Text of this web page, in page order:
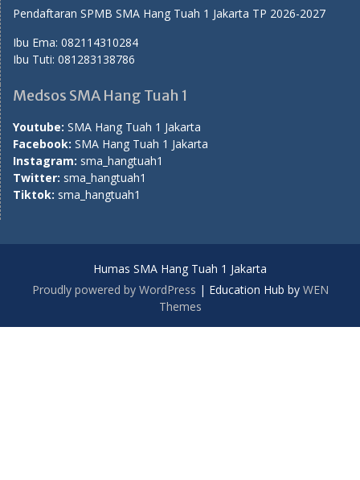
Pendaftaran SPMB SMA Hang Tuah 1 Jakarta TP 2026-2027
Ibu Ema: 082114310284
Ibu Tuti: 081283138786
Medsos SMA Hang Tuah 1
Youtube: SMA Hang Tuah 1 Jakarta
Facebook: SMA Hang Tuah 1 Jakarta
Instagram: sma_hangtuah1
Twitter: sma_hangtuah1
Tiktok: sma_hangtuah1
Humas SMA Hang Tuah 1 Jakarta
Proudly powered by WordPress | Education Hub by WEN
Themes